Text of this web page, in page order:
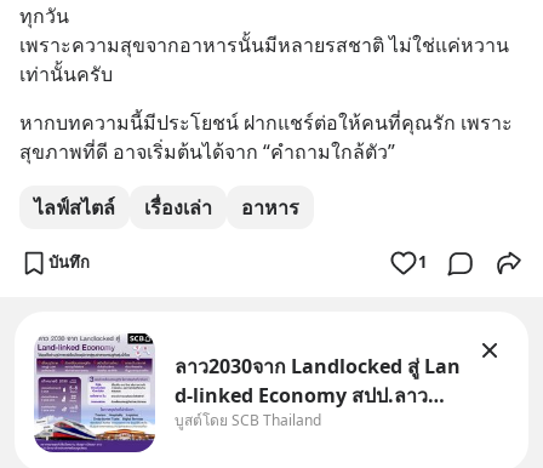
ทุกวัน
เพราะความสุขจากอาหารนั้นมีหลายรสชาติ ไม่ใช่แค่หวาน
เท่านั้นครับ
หากบทความนี้มีประโยชน์ ฝากแชร์ต่อให้คนที่คุณรัก เพราะ
สุขภาพที่ดี อาจเริ่มต้นได้จาก “คำถามใกล้ตัว”
ไลฟ์สไตล์ เรื่องเล่า อาหาร
บันทึก 1
ลาว2030จาก Landlocked สู่ Lan
d-linked Economy สปป.ลาว
กำลังเปลี่ยนบทบาทจาก “ประเทศ
บูสต์โดย SCB Thailand